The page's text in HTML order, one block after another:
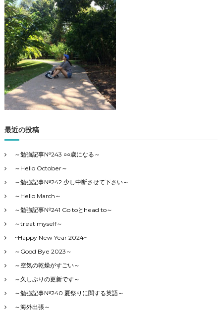
強
記
事
の
4
カ
テ
ゴ
リ
ー
で
最近の投稿
～勉強記事№243 ○○歳になる～
～Hello October～
～勉強記事№242 少し中断させて下さい～
～Hello March～
～勉強記事№241 Go toとhead to～
～treat myself～
~Happy New Year 2024~
～Good Bye 2023～
～空気の乾燥がすごい～
～久しぶりの更新です～
～勉強記事№240 夏祭りに関する英語～
～海外出張～